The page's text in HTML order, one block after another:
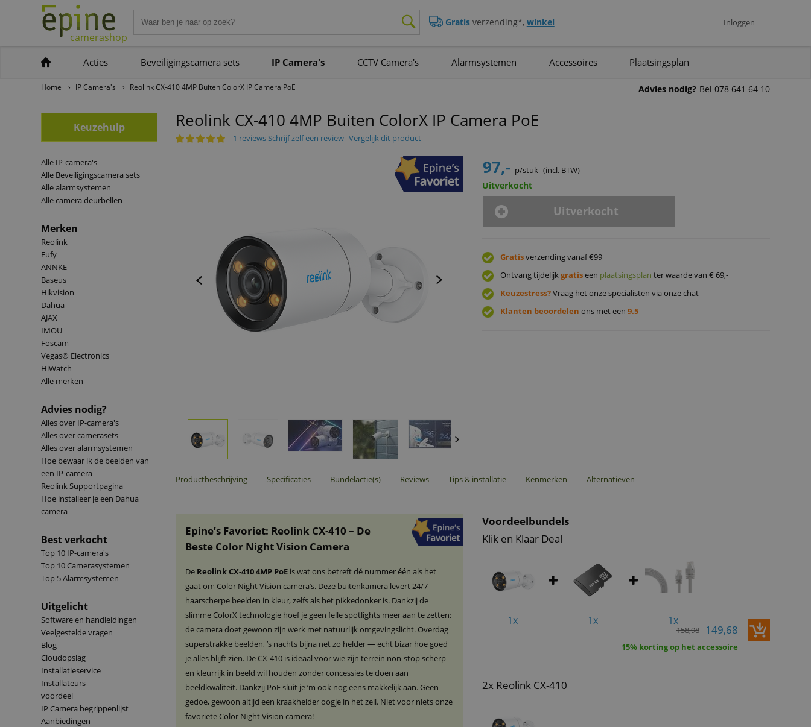
camerashop
Gratisverzending*, winkel Inloggen
Acties Beveiligingscamera sets IP Camera's CCTV Camera's Alarmsystemen Accessoires Plaatsingsplan
Home › IP Camera's › Reolink CX-410 4MP Buiten ColorX IP Camera PoE Bel 078 641 64 10
Advies nodig?
Keuzehulp
Alle IP-camera's
Alle Beveiligingscamera sets
Alle alarmsystemen
Alle camera deurbellen
Merken
Reolink
Eufy
ANNKE
Baseus
Hikvision
Dahua
AJAX
IMOU
Foscam
Vegas® Electronics
HiWatch
Alle merken
Advies nodig?
Alles over IP-camera's
Alles over camerasets
Alles over alarmsystemen
Hoe bewaar ik de beelden van
een IP-camera
Reolink Supportpagina
Hoe installeer je een Dahua
camera
Best verkocht
Top 10 IP-camera's
Top 10 Camerasystemen
Top 5 Alarmsystemen
Uitgelicht
Software en handleidingen
Veelgestelde vragen
Blog
Cloudopslag
Installatieservice
Installateurs-
voordeel
IP Camera begrippenlijst
Aanbiedingen
Reolink CX-410 4MP Buiten ColorX IP Camera PoE
1 reviews Schrijf zelf een review Vergelijk dit product
97,- p/stuk (incl. BTW)
Uitverkocht
Uitverkocht
Gratisverzending vanaf €99
Ontvang tijdelijkgratiseen plaatsingsplan ter waarde van € 69,-
Keuzestress?Vraag het onze specialisten via onze chat
Klanten beoordelen ons met een9.5
Productbeschrijving Specificaties Bundelactie(s) Reviews Tips & installatie Kenmerken Alternatieven
Epine’s Favoriet: Reolink CX-410 – De
Beste Color Night Vision Camera
De Reolink CX-410 4MP PoEis wat ons betreft dé nummer één als het
gaat om Color Night Vision camera’s. Deze buitenkamera levert 24/7
haarscherpe beelden in kleur, zelfs als het pikkedonker is. Dankzij de
slimme ColorX technologie hoef je geen felle spotlights meer aan te zetten;
de camera doet gewoon zijn werk met natuurlijk omgevingslicht. Overdag
superstrakke beelden, ’s nachts bijna net zo helder — echt bizar hoe goed
je alles blijft zien. De CX-410 is ideaal voor wie zijn terrein non-stop scherp
en kleurrijk in beeld wil houden zonder concessies te doen aan
beeldkwaliteit. Dankzij PoE sluit je ‘m ook nog eens makkelijk aan. Geen
gedoe, gewoon altijd een kraakhelder oogje in het zeil. Niet voor niets onze
favoriete Color Night Vision camera!
Voordeelbundels
Klik en Klaar Deal
1x 1x 1x
149,68
158,98
15% korting op het accessoire
2x Reolink CX-410